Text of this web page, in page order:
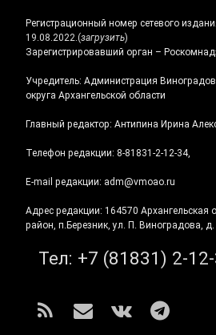
Регистрационный номер сетевого
19.08.2022.(загрузить)
Зарегистрировавший орган –
Учредитель: Администрация
округа Архангельской области
Главный редактор: Антипина Ирина
Телефон редакции: 8-81831-2-12-34,
E-mail редакции: adm@vmoao.ru
Адрес редакции: 164570 Архангельская
район, п.Березник, ул. П. Виноградова, д.
Тел: +7 (81831) 2-
RSS E-mailВКонтакте